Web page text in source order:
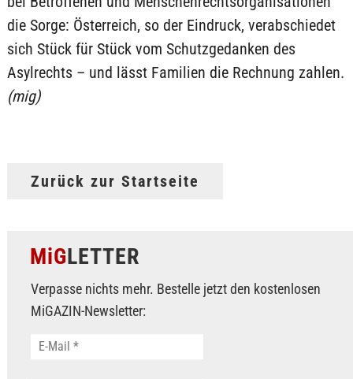
die Sorge: Österreich, so der Eindruck, verabschiedet
sich Stück für Stück vom Schutzgedanken des
Asylrechts – und lässt Familien die Rechnung zahlen.
(mig)
Zurück zur Startseite
MiGLETTER
Verpasse nichts mehr. Bestelle jetzt den kostenlosen
MiGAZIN-Newsletter: